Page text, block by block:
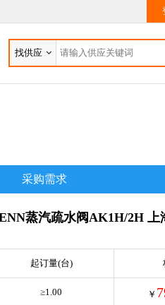
找供应
采购需求
蒸汽疏水阀AK1H/2H 上
起订量(台)
≥1.00 ￥